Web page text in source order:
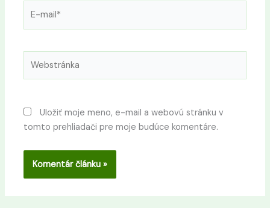
Uložiť moje meno, e-mail a webovú stránku v
tomto prehliadači pre moje budúce komentáre.